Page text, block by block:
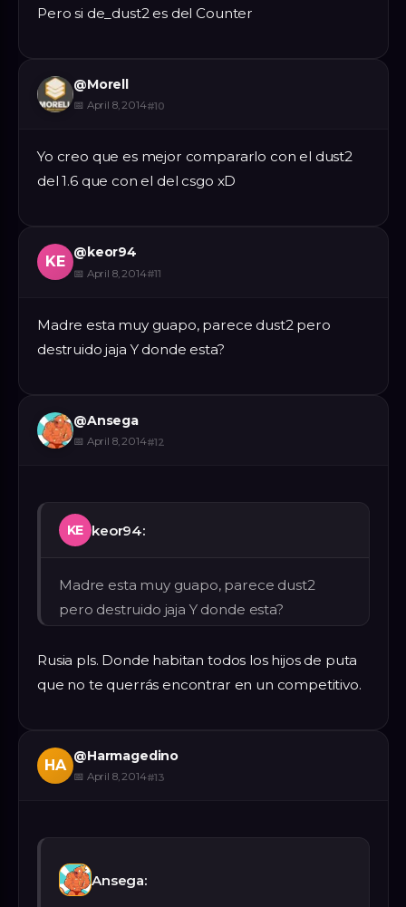
Pero si de_dust2 es del Counter
@Morell
📅 April 8, 2014#10
Yo creo que es mejor compararlo con el dust2
del 1.6 que con el del csgo xD
KE
@keor94
📅 April 8, 2014#11
Madre esta muy guapo, parece dust2 pero
destruido jaja Y donde esta?
@Ansega
📅 April 8, 2014#12
KE keor94:
Madre esta muy guapo, parece dust2
pero destruido jaja Y donde esta?
Rusia pls. Donde habitan todos los hijos de puta
que no te querrás encontrar en un competitivo.
HA
@Harmagedino
📅 April 8, 2014#13
Ansega: